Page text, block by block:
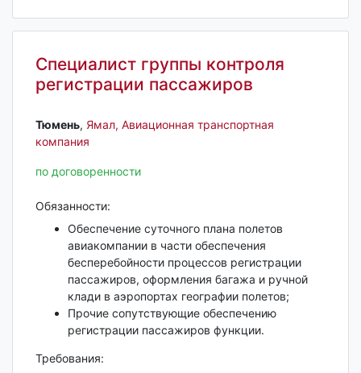
Специалист группы контроля
регистрации пассажиров
Тюмень‎, Ямал, Авиационная транспортная
компания
по договоренности
Обязанности:
Обеспечение суточного плана полетов
авиакомпании в части обеспечения
бесперебойности процессов регистрации
пассажиров, оформления багажа и ручной
клади в аэропортах географии полетов;
Прочие сопутствующие обеспечению
регистрации пассажиров функции.
Требования: